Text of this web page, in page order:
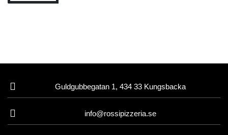
Guldgubbegatan 1, 434 33 Kungsbacka
info@rossipizzeria.se